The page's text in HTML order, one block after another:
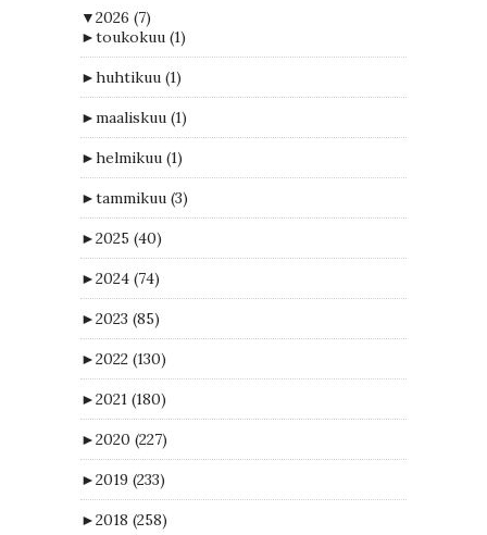
▼2026 (7)
►toukokuu (1)
►huhtikuu (1)
►maaliskuu (1)
►helmikuu (1)
►tammikuu (3)
►2025 (40)
►2024 (74)
►2023 (85)
►2022 (130)
►2021 (180)
►2020 (227)
►2019 (233)
►2018 (258)